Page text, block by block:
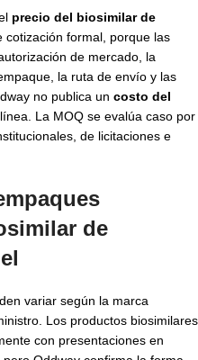
precio del biosimilar de
cotización formal, porque las
de mercado, la
la ruta de envío y las
no publica un costo del
La MOQ se evalúa caso por
de licitaciones e
de
variar según la marca
Los productos biosimilares
con presentaciones en